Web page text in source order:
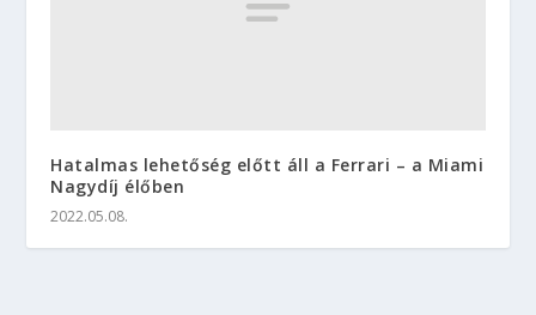
Hatalmas lehetőség előtt áll a Ferrari – a Miami
Nagydíj élőben
2022.05.08.